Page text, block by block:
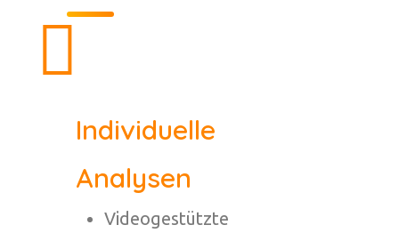
Individuelle
Analysen
Videogestützte